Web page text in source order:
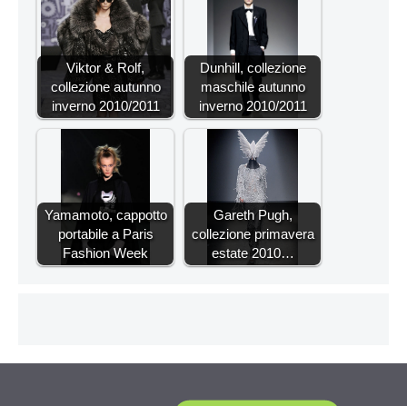
Viktor & Rolf,
collezione autunno
inverno 2010/2011
Dunhill, collezione
maschile autunno
inverno 2010/2011
Yamamoto, cappotto
portabile a Paris
Fashion Week
Gareth Pugh,
collezione primavera
estate 2010…